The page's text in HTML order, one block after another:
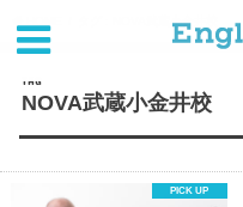
タグ : NOVA武蔵小金井校
TAG
NOVA武蔵小金井校